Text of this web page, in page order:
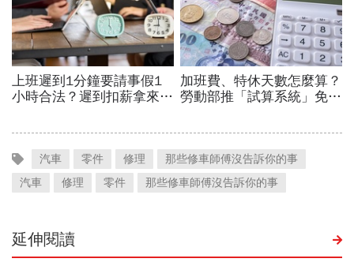
汽車 零件 修理
那些修車師傅沒告訴你的事
汽車
修理 零件 那些修車師傅沒告訴你的事
延伸閱讀